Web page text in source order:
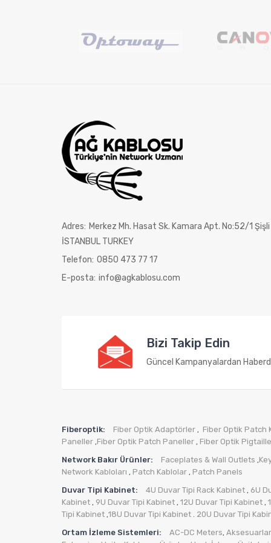
Adres: Merkez Mh. Hasat Sk. Kamara Apt. No:52/1 Şişli
İSTANBUL TURKEY
Telefon: 0850 473 77 17
E-posta: info@agkablosu.com
Bizi Takip Edin
Güncel Kampanyalardan
Fiberoptik: Fiber Optik Adaptörler , Fiber Optik Patch
Paneller ,Fiber Optik Patch Paneller , Fiber Optik
Network Bakır Ürünler:
Faceplates & Wall Outlets ,
Network Kabloları , Patch Kablolar , Patch Panels
Duvar Tipi Kabinet:
4U Duvar Tipi Rack Kabinet , 6U
Kabinet , 9U Duvar Tipi Kabinet , 12U Duvar Tipi Kabinet ,
Tipi Kabinet ,18U Duvar Tipi Kabinet . 20U Duvar Tipi
Ortam İzleme Sistemleri:
AC-DC Meters, Aksesuarlar